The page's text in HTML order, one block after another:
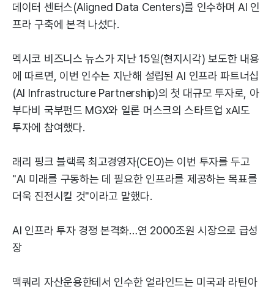
데이터 센터스(Aligned Data Centers)를 인수하며 AI 인
프라 구축에 본격 나섰다.
멕시코 비즈니스 뉴스가 지난 15일(현지시각) 보도한 내용
에 따르면, 이번 인수는 지난해 설립된 AI 인프라 파트너십
(AI Infrastructure Partnership)의 첫 대규모 투자로, 아
부다비 국부펀드 MGX와 일론 머스크의 스타트업 xAI도
투자에 참여했다.
래리 핑크 블랙록 최고경영자(CEO)는 이번 투자를 두고
"AI 미래를 구동하는 데 필요한 인프라를 제공하는 목표를
더욱 진전시킬 것"이라고 말했다.
AI 인프라 투자 경쟁 본격화…연 2000조원 시장으로 급성
장
맥쿼리 자산운용한테서 인수한 얼라인드는 미국과 라틴아